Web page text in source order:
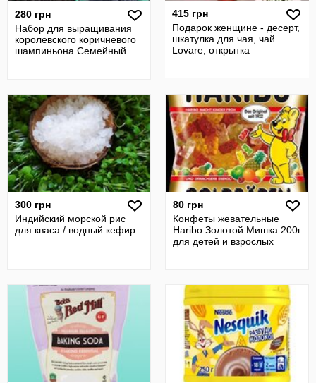
280 грн
Набор для выращивания
королевского коричневого
шампиньона Семейный
415 грн
Подарок женщине - десерт,
шкатулка для чая, чай
Lovare, открытка
300 грн
Индийский морской рис
для кваса / водный кефир
80 грн
Конфеты жевательные
Haribo Золотой Мишка 200г
для детей и взрослых